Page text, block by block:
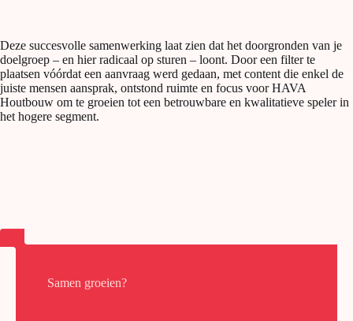
Deze succesvolle samenwerking laat zien dat het doorgronden van je
doelgroep – en hier radicaal op sturen – loont. Door een filter te
plaatsen vóórdat een aanvraag werd gedaan, met content die enkel de
juiste mensen aansprak, ontstond ruimte en focus voor HAVA
Houtbouw om te groeien tot een betrouwbare en kwalitatieve speler in
het hogere segment.
Samen groeien?